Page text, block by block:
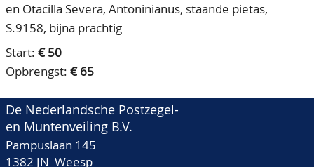
en Otacilla Severa, Antoninianus, staande pietas,
S.9158, bijna prachtig
Start: € 50
Opbrengst: € 65
De Nederlandsche Postzegel-
en Muntenveiling B.V.
Pampuslaan 145
1382 JN Weesp